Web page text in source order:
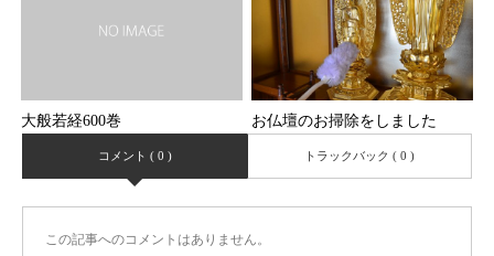
大般若経600巻 お仏壇のお掃除をしました
コメント ( 0 ) トラックバック ( 0 )
この記事へのコメントはありません。